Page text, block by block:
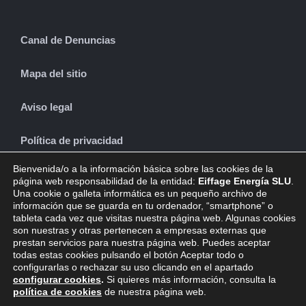
Canal de Denuncias
Mapa del sitio
Aviso legal
Política de privacidad
Política de cookies
CONTACTO
Bienvenida/o a la información básica sobre las cookies de la
página web responsabilidad de la entidad: Eiffage Energía SLU
Una cookie o galleta informática es un pequeño archivo de
información que se guarda en tu ordenador, “smartphone” o
tableta cada vez que visitas nuestra página web. Algunas cookies
son nuestras y otras pertenecen a empresas externas que
prestan servicios para nuestra página web. Puedes aceptar
todas estas cookies pulsando el botón Aceptar todo o
configurarlas o rechazar su uso clicando en el apartado
configurar cookies. Si quieres más información, consulta la
política de cookies de nuestra página web.